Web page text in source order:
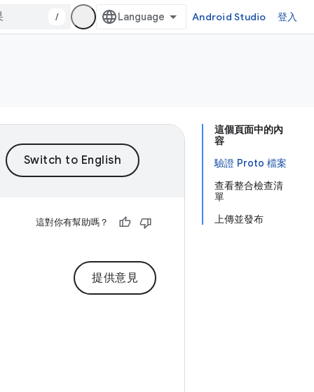
/ Android Studio 登入
這個頁面中的內
容
驗證 Proto 檔案
查看整合檢查清
單
上傳並發布
這對你有幫助嗎？
提供意見